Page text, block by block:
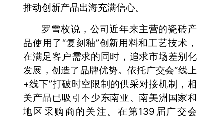
推动创新产品出海充满信心。
罗雪枚说，公司近年来主营的瓷砖产
品使用了“复刻釉”创新用料和工艺技术，
在满足客户需求的同时，追求市场差别化
发展，创造了品牌优势。依托广交会“线上
+线下”打破时空限制的供采对接机制，相
关产品已吸引不少东南亚、南美洲国家和
地区采购商的关注。在第139届广交会